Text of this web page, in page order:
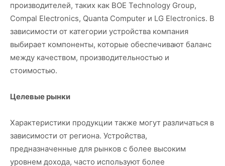
производителей, таких как BOE Technology Group,
Compal Electronics, Quanta Computer и LG Electronics. В
зависимости от категории устройства компания
выбирает компоненты, которые обеспечивают баланс
между качеством, производительностью и
стоимостью.
Целевые рынки
Характеристики продукции также могут различаться в
зависимости от региона. Устройства,
предназначенные для рынков с более высоким
уровнем дохода, часто используют более